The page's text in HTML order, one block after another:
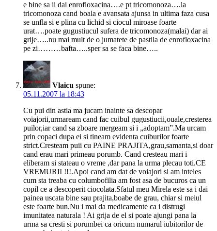
e bine sa ii dai enrofloxacina….e pt tricomonoza….la
tricomonoza cand boala e avansata ajunsa in ultima faza cusa
se unfla si e plina cu lichid si ciocul miroase foarte
urat….poate gugustiucul sufera de tricomonoza(malai) dar ai
grije…..nu mai mult de o jumatete de pastila de enrofloxacina
pe zi………bafta…..sper sa se faca bine…..
Vlaicu spune:
05.11.2007 la 18:43
Cu pui din astia ma jucam inainte sa descopar
voiajorii,urmaream cand fac cuibul gugustiucii,ouale,cresterea
puilor,iar cand sa zboare mergeam si i „adoptam”.Ma urcam
prin copaci dupa ei si tineam evidenta cuiburilor foarte
strict.Cresteam puii cu PAINE PRAJITA,grau,samanta,si doar
cand erau mari primeau porumb. Cand cresteau mari i
eliberam si stateau o vreme ,dar pana la urma plecau toti.CE
VREMURII !!!.Apoi cand am dat de voiajori si am inteles
cum sta treaba cu columbofilia am fost asa de bucuros ca un
copil ce a descoperit ciocolata.Sfatul meu Mirela este sa i dai
painea uscata bine sau prajita,boabe de grau, chiar si meiul
este foarte bun.Nu i mai da medicamente ca i distrugi
imunitatea naturala ! Ai grija de el si poate ajungi pana la
urma sa cresti si porumbei ca oricum numarul iubitorilor de